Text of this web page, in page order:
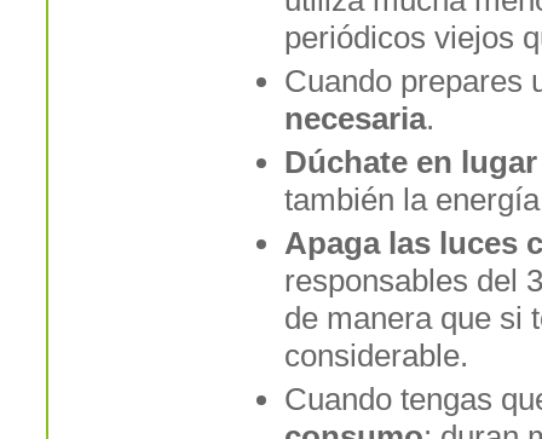
periódicos viejos
Cuando prepares
necesaria.
Dúchate en
también la
Apaga las luces
responsables del
de manera que si
considerable.
Cuando tengas